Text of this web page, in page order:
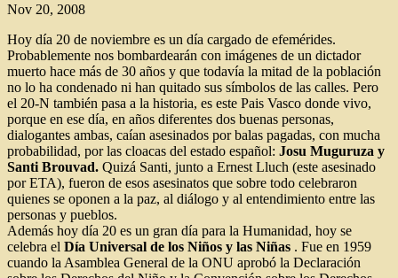
Nov 20, 2008
Hoy día 20 de noviembre es un día cargado de efemérides.
Probablemente nos bombardearán con imágenes de un dictador
muerto hace más de 30 años y que todavía la mitad de la población
no lo ha condenado ni han quitado sus símbolos de las calles. Pero
el 20-N también pasa a la historia, es este Pais Vasco donde vivo,
porque en ese día, en años diferentes dos buenas personas,
dialogantes ambas, caían asesinados por balas pagadas, con mucha
probabilidad, por las cloacas del estado español: Josu Muguruza y
Santi Brouvad. Quizá Santi, junto a Ernest Lluch (este asesinado
por ETA), fueron de esos asesinatos que sobre todo celebraron
quienes se oponen a la paz, al diálogo y al entendimiento entre las
personas y pueblos.
Además hoy día 20 es un gran día para la Humanidad, hoy se
celebra el Día Universal de los Niños y las Niñas . Fue en 1959
cuando la Asamblea General de la ONU aprobó la Declaración